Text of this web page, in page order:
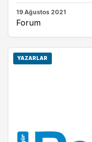
19 Ağustos 2021
Forum
YAZARLAR